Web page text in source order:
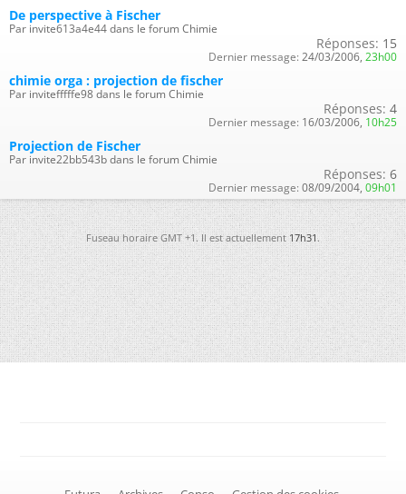
De perspective à Fischer
Par invite613a4e44 dans le forum Chimie
Réponses: 15
Dernier message: 24/03/2006, 23h00
chimie orga : projection de fischer
Par invitefffffe98 dans le forum Chimie
Réponses: 4
Dernier message: 16/03/2006, 10h25
Projection de Fischer
Par invite22bb543b dans le forum Chimie
Réponses: 6
Dernier message: 08/09/2004, 09h01
Fuseau horaire GMT +1. Il est actuellement17h31.